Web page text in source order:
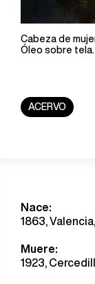
Cabeza de
Óleo sobre tela.
ACERVO
Nace:
1863,
Muere:
1923,